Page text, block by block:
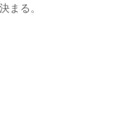
まる。